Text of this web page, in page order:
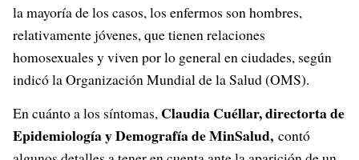
la mayoría de los casos, los enfermos son hombres,
relativamente jóvenes, que tienen relaciones
homosexuales y viven por lo general en ciudades, según
indicó la Organización Mundial de la Salud (OMS).
En cuánto a los síntomas, Claudia Cuéllar, directorta de
Epidemiología y Demografía de MinSalud, contó